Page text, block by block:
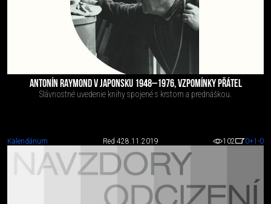
ANTONÍN RAYMOND V JAPONSKU 1948–1976, VZPOMÍNKY PŘÁTEL
Slávnostné uvedenie knihy spojené s krstom a prednáškou.
Kalendárium Red 428.11.2019 102 0+1 -0